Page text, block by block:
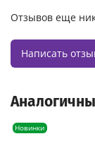
Отзывов еще
Написать
Новинки